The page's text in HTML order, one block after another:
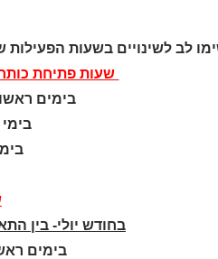
(Cookies Policy)
לב לשינויים בשעות הפעילות
שעות פתיחת
בימים ראשון,
בימי
בחודש יולי- בין התאריכים 31.7.26-1.7.26
בימים